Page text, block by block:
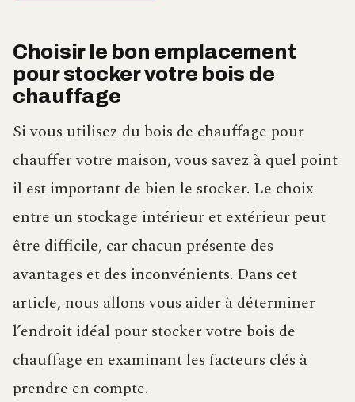
Choisir le bon emplacement
pour stocker votre bois de
chauffage
Si vous utilisez du bois de chauffage pour
chauffer votre maison, vous savez à quel point
il est important de bien le stocker. Le choix
entre un stockage intérieur et extérieur peut
être difficile, car chacun présente des
avantages et des inconvénients. Dans cet
article, nous allons vous aider à déterminer
l’endroit idéal pour stocker votre bois de
chauffage en examinant les facteurs clés à
prendre en compte.